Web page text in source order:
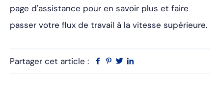
page d'assistance pour en savoir plus et faire
passer votre flux de travail à la vitesse supérieure.
Partager cet article : Facebook
Pinterest
Twitter